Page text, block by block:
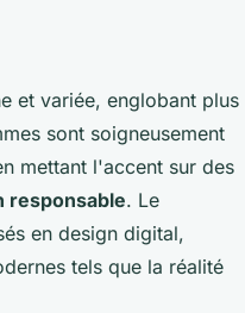
et variée, englobant plus
sont soigneusement
mettant l'accent sur des
responsable. Le
en design digital,
tels que la réalité